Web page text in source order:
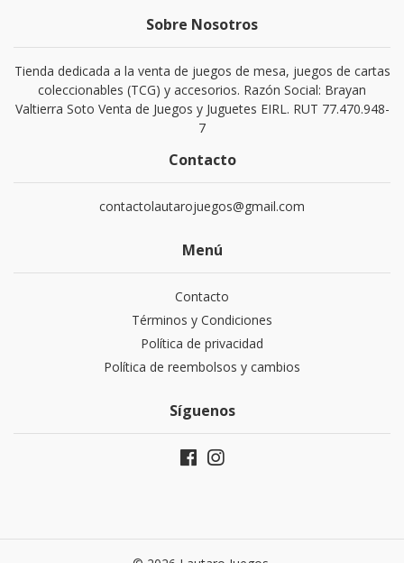
Sobre Nosotros
Tienda dedicada a la venta de juegos de mesa, juegos de cartas
coleccionables (TCG) y accesorios. Razón Social: Brayan
Valtierra Soto Venta de Juegos y Juguetes EIRL. RUT 77.470.948-
7
Contacto
contactolautarojuegos@gmail.com
Menú
Contacto
Términos y Condiciones
Política de privacidad
Política de reembolsos y cambios
Síguenos